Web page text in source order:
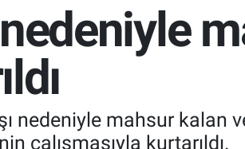
nedeniyle mahsur kalan
çalışmasıyla kurtarıldı.